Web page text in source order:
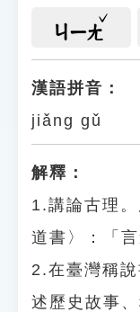
ㄐㄧㄤ
漢語拼音：
jiǎng gǔ
解釋：
1.講論古理
道書〉：「
2.在臺灣稱
述歷史故事